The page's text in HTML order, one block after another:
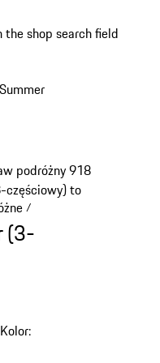
the shop search field
podróżny 918
częściowy) to
/
(3-